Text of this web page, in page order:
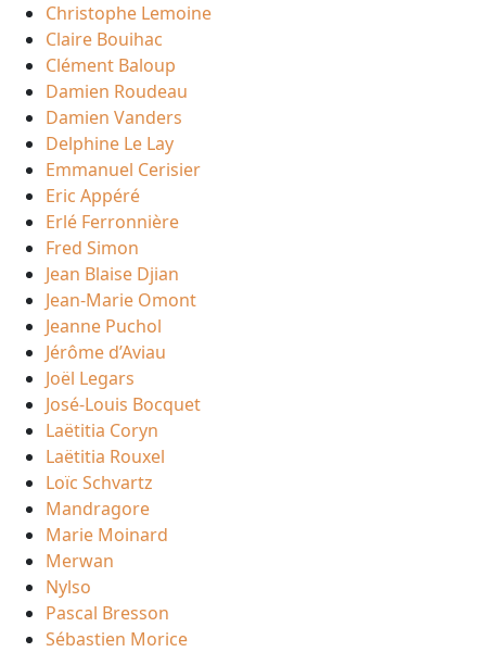
Christophe Lemoine
Claire Bouihac
Clément Baloup
Damien Roudeau
Damien Vanders
Delphine Le Lay
Emmanuel Cerisier
Eric Appéré
Erlé Ferronnière
Fred Simon
Jean Blaise Djian
Jean-Marie Omont
Jeanne Puchol
Jérôme d’Aviau
Joël Legars
José-Louis Bocquet
Laëtitia Coryn
Laëtitia Rouxel
Loïc Schvartz
Mandragore
Marie Moinard
Merwan
Nylso
Pascal Bresson
Sébastien Morice